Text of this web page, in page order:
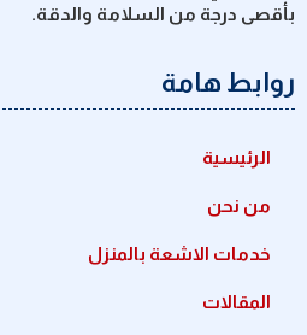
بأقصى درجة من السلامة والدقة.
روابط هامة
الرئيسية
من نحن
خدمات الاشعة بالمنزل
المقالات